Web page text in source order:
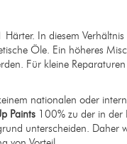
In diesem
Öle. Ein höheres
Für kleine
nationalen oder
Paints 100% zu der in der
unterscheiden. Daher